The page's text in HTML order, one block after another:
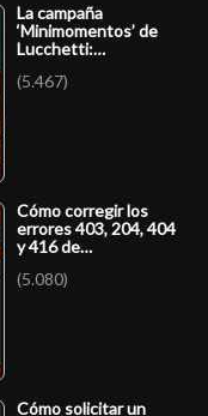
La campaña
‘Minimomentos’ de
Lucchetti:…
(5.467)
Cómo corregir los
errores 403, 204, 404
y 416 de…
(5.080)
Cómo solicitar un